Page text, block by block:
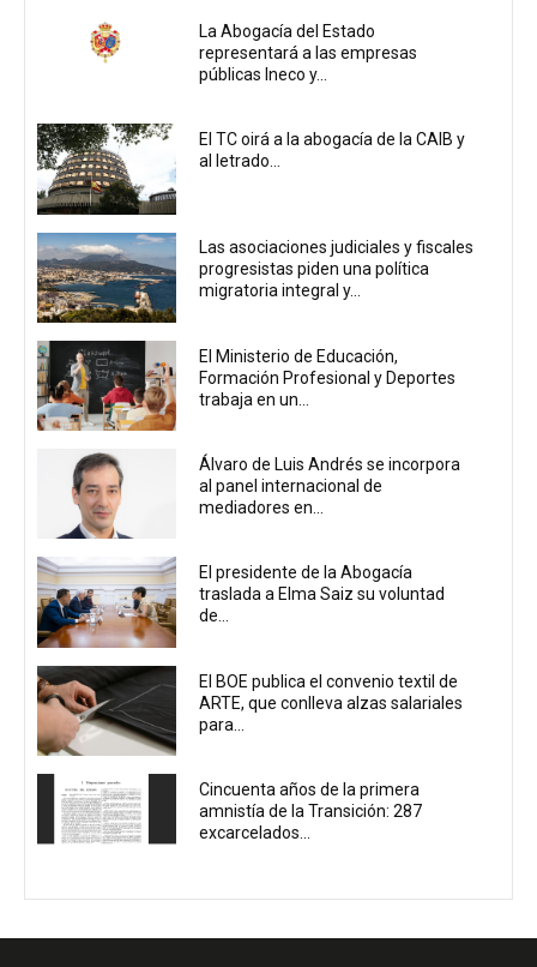
La Abogacía del Estado
representará a las empresas
públicas Ineco y...
El TC oirá a la abogacía de la CAIB y
al letrado...
Las asociaciones judiciales y fiscales
progresistas piden una política
migratoria integral y...
El Ministerio de Educación,
Formación Profesional y Deportes
trabaja en un...
Álvaro de Luis Andrés se incorpora
al panel internacional de
mediadores en...
El presidente de la Abogacía
traslada a Elma Saiz su voluntad
de...
El BOE publica el convenio textil de
ARTE, que conlleva alzas salariales
para...
Cincuenta años de la primera
amnistía de la Transición: 287
excarcelados...